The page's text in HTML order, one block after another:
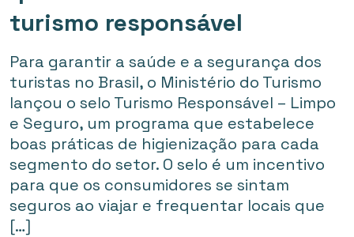
turismo responsável
Para garantir a saúde e a segurança dos
turistas no Brasil, o Ministério do Turismo
lançou o selo Turismo Responsável – Limpo
e Seguro, um programa que estabelece
boas práticas de higienização para cada
segmento do setor. O selo é um incentivo
para que os consumidores se sintam
seguros ao viajar e frequentar locais que
[…]